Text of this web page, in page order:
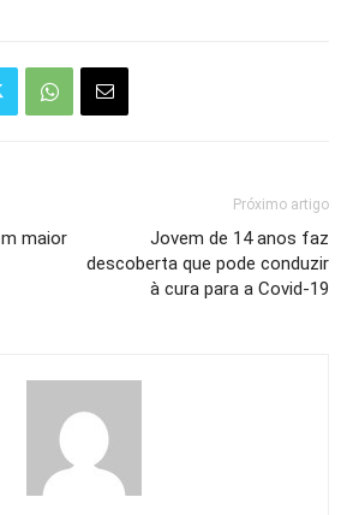
maior
Próximo artigo
Jovem de 14 anos faz
descoberta que pode conduzir
à cura para a Covid-19